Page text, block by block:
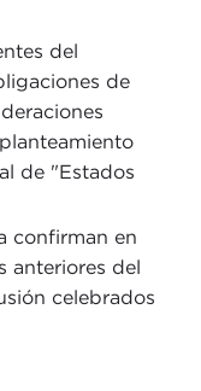
del
de
de "Estados
confirman en
anteriores del
celebrados